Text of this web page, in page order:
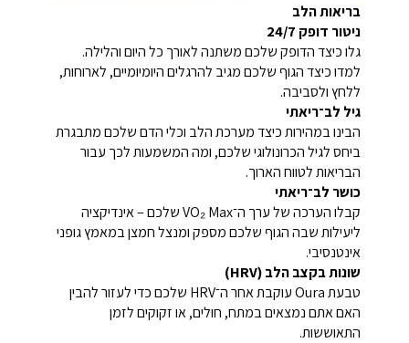
בריאות הלב
ניטור דופק 24/7
גלו כיצד הדופק שלכם משתנה לאורך כל היום והלילה.
למדו כיצד הגוף שלכם מגיב להרגלים היומיומיים, לארוחות,
ללחץ ולסביבה.
גיל לב־ריאתי
הבינו במהירות כיצד מערכת הלב וכלי הדם שלכם מתבגרת
ביחס לגיל הכרונולוגי שלכם, ומה המשמעות לכך עבור
הבריאות לטווח הארוך.
כושר לב־ריאתי
קבלו הערכה של ערך ה־VO₂ Max שלכם – אינדיקציה
ליעילות שבה הגוף שלכם מספק ומנצל חמצן במאמץ גופני
אינטנסיבי.
שונות בקצב הלב (HRV)
טבעת Oura עוקבת אחר ה־HRV שלכם כדי לעזור להבין
האם אתם נמצאים במתח, חולים, או זקוקים לזמן
התאוששות.